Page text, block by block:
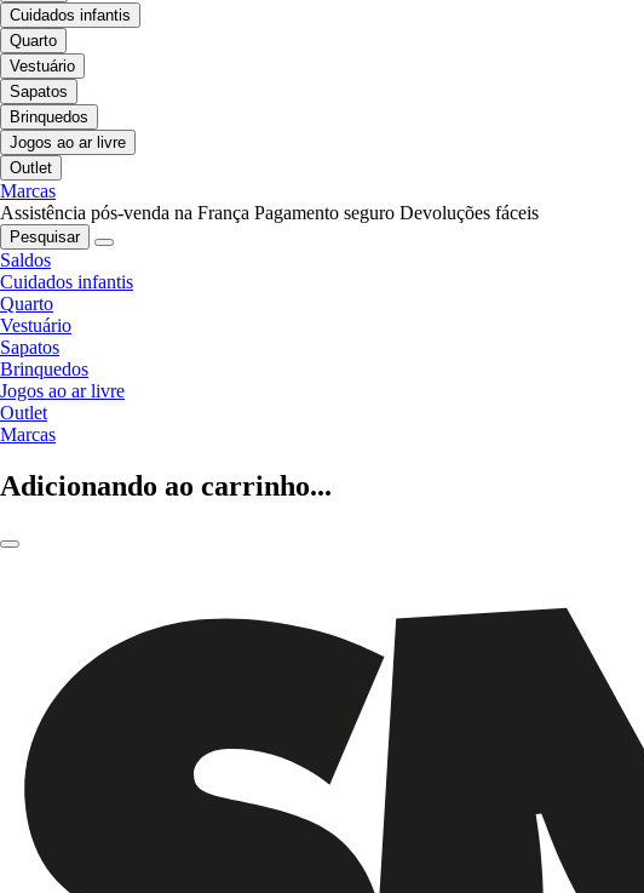
Cuidados infantis
Quarto
Vestuário
Sapatos
Brinquedos
Jogos ao ar livre
Outlet
Marcas
Assistência pós-venda na França Pagamento seguro Devoluções fáceis
Pesquisar
Saldos
Cuidados infantis
Quarto
Vestuário
Sapatos
Brinquedos
Jogos ao ar livre
Outlet
Marcas
Adicionando ao carrinho...